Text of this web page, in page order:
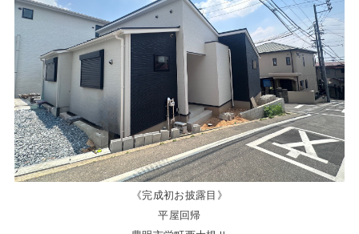
《完成初お披露目》
平屋回帰